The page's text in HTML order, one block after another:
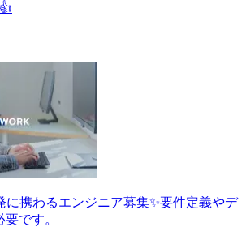
👍
に携わるエンジニア募集✨要件定義やデ
です。